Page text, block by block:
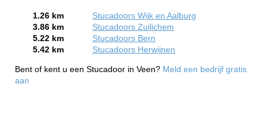
1.26 km
Stucadoors Wijk en Aalburg
3.86 km
Stucadoors Zuilichem
5.22 km
Stucadoors Bern
5.42 km
Stucadoors Herwijnen
Bent of kent u een Stucadoor in Veen? Meld een bedrijf gratis
aan